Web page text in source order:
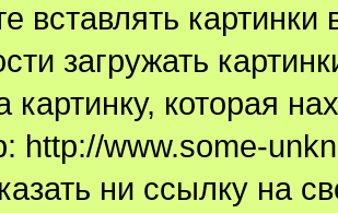
вставлять
загружать
картинку, которая
http://www.some-
ни ссылку на